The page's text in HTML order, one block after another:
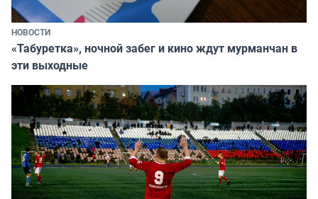
НОВОСТИ
«Табуретка», ночной забег и кино ждут мурманчан в
эти выходные